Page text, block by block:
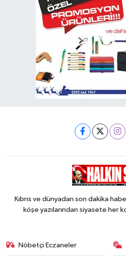
Kıbrıs ve dünyadan son dakika
köşe yazılarından siyasete her
Nöbetçi Eczaneler